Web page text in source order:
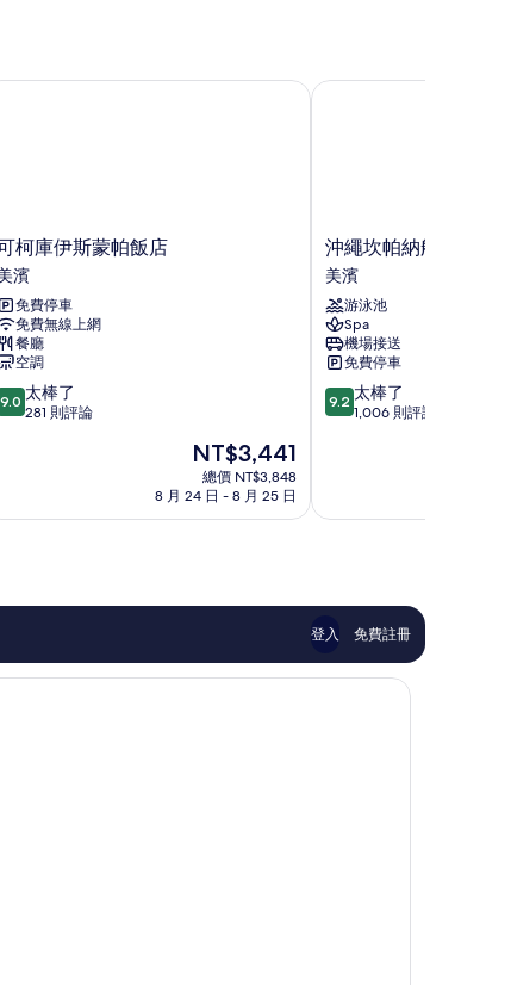
伊
帕
柯庫伊斯蒙帕飯店
濱
免費停車
免費無線上網
餐廳
空調
，
9.0 太棒了
281 則評論
現
在
價
NT$3,441
總價 NT$3,848
8 月 24 日 - 8 月 25 日
庫伊斯蒙帕飯店
沖
繩
坎
帕
納
船
屋
飯
店
沖繩坎帕納船屋飯店
美濱
游泳池
Spa
機場接送
免費停車
9.2
分，
太
則
評
論
9.2 太棒了
1,006 則評論
沖繩坎帕納船屋飯店
登入 免費註冊